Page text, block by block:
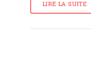
LIRE LA SUITE